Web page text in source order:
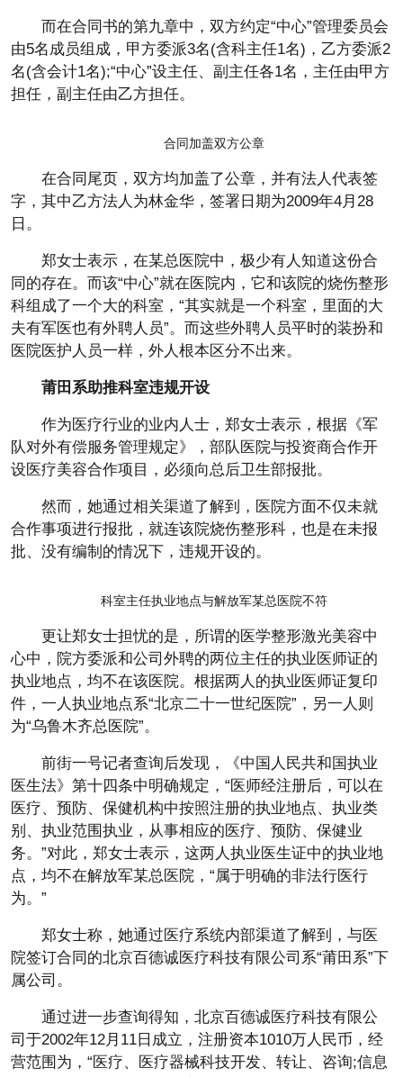
而在合同书的第九章中，双方约定“中心”管理委员会
由5名成员组成，甲方委派3名(含科主任1名)，乙方委派2
名(含会计1名);“中心”设主任、副主任各1名，主任由甲方
担任，副主任由乙方担任。
合同加盖双方公章
在合同尾页，双方均加盖了公章，并有法人代表签
字，其中乙方法人为林金华，签署日期为2009年4月28
日。
郑女士表示，在某总医院中，极少有人知道这份合
同的存在。而该“中心”就在医院内，它和该院的烧伤整形
科组成了一个大的科室，“其实就是一个科室，里面的大
夫有军医也有外聘人员”。而这些外聘人员平时的装扮和
医院医护人员一样，外人根本区分不出来。
莆田系助推科室违规开设
作为医疗行业的业内人士，郑女士表示，根据《军
队对外有偿服务管理规定》，部队医院与投资商合作开
设医疗美容合作项目，必须向总后卫生部报批。
然而，她通过相关渠道了解到，医院方面不仅未就
合作事项进行报批，就连该院烧伤整形科，也是在未报
批、没有编制的情况下，违规开设的。
科室主任执业地点与解放军某总医院不符
更让郑女士担忧的是，所谓的医学整形激光美容中
心中，院方委派和公司外聘的两位主任的执业医师证的
执业地点，均不在该医院。根据两人的执业医师证复印
件，一人执业地点系“北京二十一世纪医院”，另一人则
为“乌鲁木齐总医院”。
前街一号记者查询后发现，《中国人民共和国执业
医生法》第十四条中明确规定，“医师经注册后，可以在
医疗、预防、保健机构中按照注册的执业地点、执业类
别、执业范围执业，从事相应的医疗、预防、保健业
务。”对此，郑女士表示，这两人执业医生证中的执业地
点，均不在解放军某总医院，“属于明确的非法行医行
为。”
郑女士称，她通过医疗系统内部渠道了解到，与医
院签订合同的北京百德诚医疗科技有限公司系“莆田系”下
属公司。
通过进一步查询得知，北京百德诚医疗科技有限公
司于2002年12月11日成立，注册资本1010万人民币，经
营范围为，“医疗、医疗器械科技开发、转让、咨询;信息